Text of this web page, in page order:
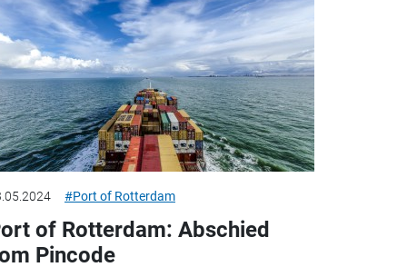
#Port of Rotterdam
of Rotterdam: Abschied
Pincode